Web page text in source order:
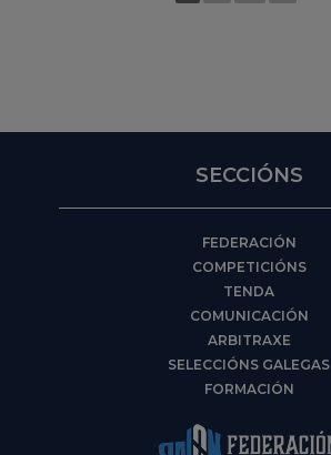
SECCIÓNS
FEDERACIÓN
COMPETICIÓNS
TENDA
COMUNICACIÓN
ARBITRAXE
SELECCIÓNS GALEGAS
FORMACIÓN